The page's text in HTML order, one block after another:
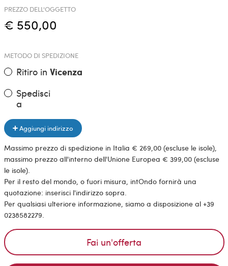
PREZZO DELL'OGGETTO
€ 550,00
METODO DI SPEDIZIONE
Ritiro in Vicenza
Spedisci
a
Aggiungi indirizzo
Massimo prezzo di spedizione in Italia € 269,00 (escluse le isole),
massimo prezzo all'interno dell'Unione Europea € 399,00 (escluse
le isole).
Per il resto del mondo, o fuori misura, intOndo fornirà una
quotazione: inserisci l'indirizzo sopra.
Per qualsiasi ulteriore informazione, siamo a disposizione al +39
0238582279.
Fai un'offerta